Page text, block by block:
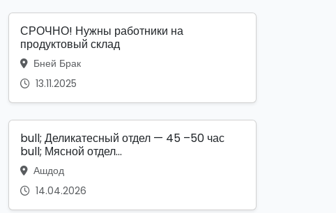
СРОЧНО! Нужны работники на
продуктовый склад
Бней Брак
13.11.2025
bull; Деликатесный отдел — 45 –50 час
bull; Мясной отдел...
Ашдод
14.04.2026